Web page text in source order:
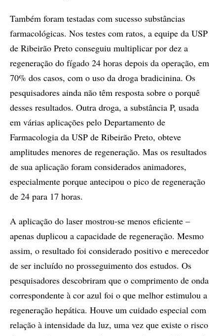
Também foram testadas com sucesso substâncias
farmacológicas. Nos testes com ratos, a equipe da USP
de Ribeirão Preto conseguiu multiplicar por dez a
regeneração do fígado 24 horas depois da operação, em
70% dos casos, com o uso da droga bradicinina. Os
pesquisadores ainda não têm resposta sobre o porquê
desses resultados. Outra droga, a substância P, usada
em várias aplicações pelo Departamento de
Farmacologia da USP de Ribeirão Preto, obteve
amplitudes menores de regeneração. Mas os resultados
de sua aplicação foram considerados animadores,
especialmente porque antecipou o pico de regeneração
de 24 para 17 horas.
A aplicação do laser mostrou-se menos eficiente –
apenas duplicou a capacidade de regeneração. Mesmo
assim, o resultado foi considerado positivo e merecedor
de ser incluído no prosseguimento dos estudos. Os
pesquisadores descobriram que o comprimento de onda
correspondente à cor azul foi o que melhor estimulou a
regeneração hepática. Houve um cuidado especial com
relação à intensidade da luz, uma vez que existe o risco